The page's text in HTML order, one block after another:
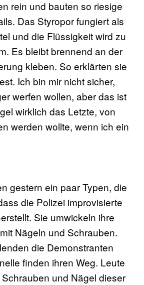
rein und bauten so riesige
Das Styropor fungiert als
und die Flüssigkeit wird zu
Es bleibt brennend an der
kleben. So erklärten sie
Ich bin mir nicht sicher,
werfen wollen, aber das ist
wirklich das Letzte, von
werden wollte, wenn ich ein
gestern ein paar Typen, die
die Polizei improvisierte
Sie umwickeln ihre
Nägeln und Schrauben.
die Demonstranten
finden ihren Weg. Leute
und Nägel dieser